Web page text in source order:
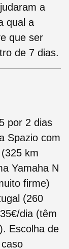
a
qual a
que ser
de 7 dias.
por 2 dias
Spazio com
km
Yamaha N
firme)
(260
dia (têm
Escolha de